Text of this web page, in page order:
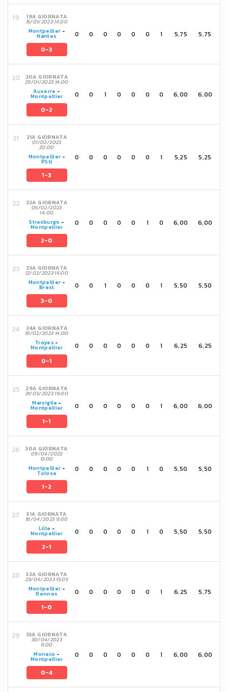
19A GIORNATA
15/01/2023 14:00
Montpellier -
Nantes
0-3
0 0 0 0 0 0 1 5,75 5,75
20A GIORNATA
29/01/2023 14:00
Auxerre -
Montpellier
0-2
0 0 1 0 0 0 0 6,00 6,00
21A GIORNATA
01/02/2023
20:00
Montpellier -
PSG
1-3
0 0 0 0 0 0 1 5,25 5,25
22A GIORNATA
05/02/2023
14:00
Strasburgo -
Montpellier
2-0
0 0 0 0 0 1 0 6,00 6,00
23A GIORNATA
12/02/2023 14:00
Montpellier -
Brest
3-0
0 0 1 0 0 0 1 5,50 5,50
24A GIORNATA
19/02/2023 14:00
Troyes -
Montpellier
0-1
0 0 0 0 0 0 1 6,25 6,25
29A GIORNATA
31/03/2023 19:00
Marsiglia -
Montpellier
1-1
0 0 0 0 0 0 1 6,00 6,00
30A GIORNATA
09/04/2023
13:00
Montpellier -
Tolosa
1-2
0 0 0 0 0 1 0 5,50 5,50
31A GIORNATA
16/04/2023 11:00
Lille -
Montpellier
2-1
0 0 0 0 0 1 0 5,50 5,50
32A GIORNATA
23/04/2023 15:05
Montpellier -
Rennes
1-0
0 0 0 0 0 0 1 6,25 5,75
33A GIORNATA
30/04/2023
11:00
Monaco -
Montpellier
0-4
0 0 0 0 0 0 1 6,00 6,00